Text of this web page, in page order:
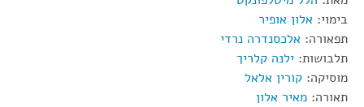
בימוי: אלון אופיר
תפאורה: אלכסנדרה נרדי
תלבושות: ילנה קלריך
מוסיקה: קורין אלאל
תאורה: מאיר אלון